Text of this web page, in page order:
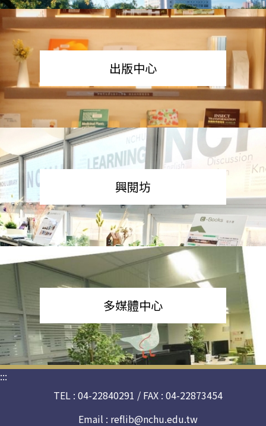
出版中心
興閱坊
多媒體中心
:::
TEL : 04-22840291 / FAX : 04-22873454
Email : reflib@nchu.edu.tw